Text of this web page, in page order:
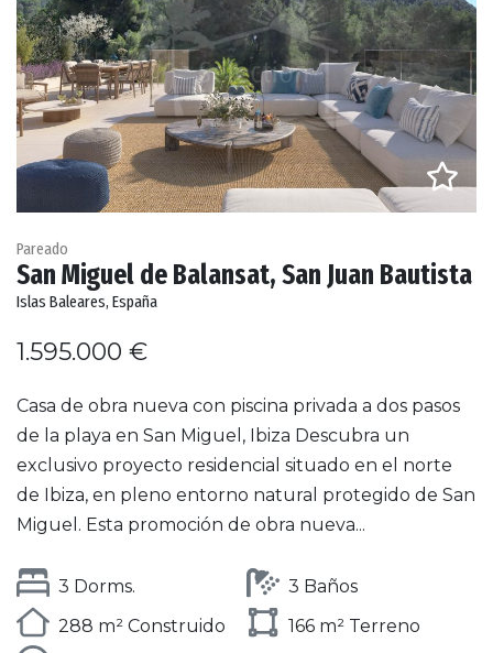
Pareado
San Miguel de Balansat, San Juan Bautista
Islas Baleares, España
1.595.000 €
Casa de obra nueva con piscina privada a dos pasos
de la playa en San Miguel, Ibiza Descubra un
exclusivo proyecto residencial situado en el norte
de Ibiza, en pleno entorno natural protegido de San
Miguel. Esta promoción de obra nueva...
3 Dorms.
3 Baños
288 m² Construido
166 m² Terreno